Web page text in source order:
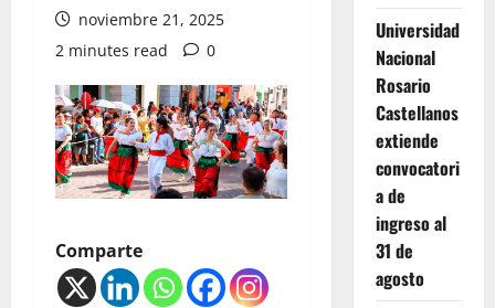
noviembre 21, 2025
2 minutes read
0
Comparte
Universidad
Nacional
Rosario
Castellanos
extiende
convocatori
a de
ingreso al
31 de
agosto